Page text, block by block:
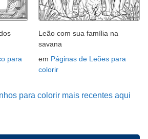
para
Leão com sua família na
savana
em Páginas de Leões para
colorir
para colorir mais recentes aqui